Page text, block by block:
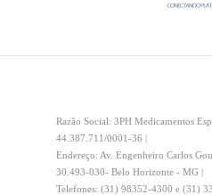
Razão Social: 3PH Medicamentos
44.387.711/0001-36 |
Endereço: Av. Engenheiro Carlos
30.493-030- Belo Horizonte - MG |
Telefones: (31) 98352-4300 e (31)